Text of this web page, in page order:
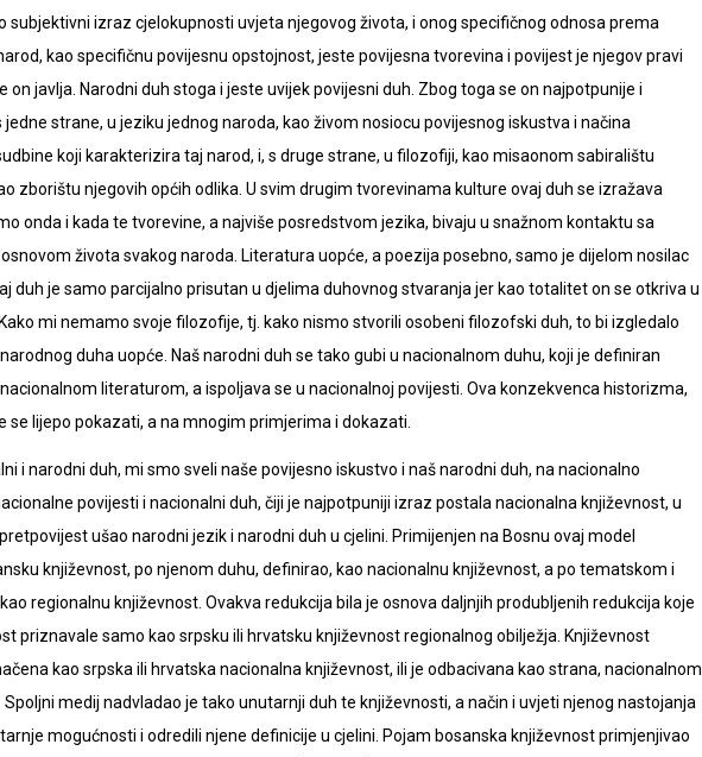
subjektivni izraz cjelokupnosti uvjeta njegovog života, i onog specifičnog odnosa prema
kao specifičnu povijesnu opstojnost, jeste povijesna tvorevina i povijest je njegov pravi
on javlja. Narodni duh stoga i jeste uvijek povijesni duh. Zbog toga se on najpotpunije i
strane, u jeziku jednog naroda, kao živom nosiocu povijesnog iskustva i načina
koji karakterizira taj narod, i, s druge strane, u filozofiji, kao misaonom sabiralištu
zborištu njegovih općih odlika. U svim drugim tvorevinama kulture ovaj duh se izražava
onda i kada te tvorevine, a najviše posredstvom jezika, bivaju u snažnom kontaktu sa
života svakog naroda. Literatura uopće, a poezija posebno, samo je dijelom nosilac
duh je samo parcijalno prisutan u djelima duhovnog stvaranja jer kao totalitet on se otkriva u
mi nemamo svoje filozofije, tj. kako nismo stvorili osobeni filozofski duh, to bi izgledalo
duha uopće. Naš narodni duh se tako gubi u nacionalnom duhu, koji je definiran
literaturom, a ispoljava se u nacionalnoj povijesti. Ova konzekvenca historizma,
se lijepo pokazati, a na mnogim primjerima i dokazati.
i narodni duh, mi smo sveli naše povijesno iskustvo i naš narodni duh, na nacionalno
povijesti i nacionalni duh, čiji je najpotpuniji izraz postala nacionalna književnost, u
ušao narodni jezik i narodni duh u cjelini. Primijenjen na Bosnu ovaj model
književnost, po njenom duhu, definirao, kao nacionalnu književnost, a po tematskom i
regionalnu književnost. Ovakva redukcija bila je osnova daljnjih produbljenih redukcija koje
priznavale samo kao srpsku ili hrvatsku književnost regionalnog obilježja. Književnost
kao srpska ili hrvatska nacionalna književnost, ili je odbacivana kao strana, nacionalnom
medij nadvladao je tako unutarnji duh te književnosti, a način i uvjeti njenog nastojanja
mogućnosti i odredili njene definicije u cjelini. Pojam bosanska književnost primjenjivao